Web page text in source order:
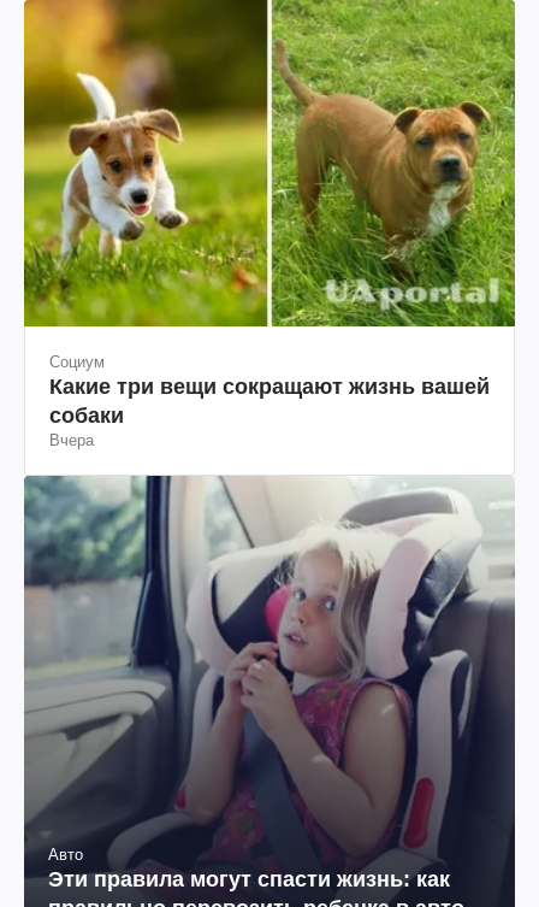
Социум
Какие три вещи сокращают жизнь вашей
собаки
Вчера
Авто
Эти правила могут спасти жизнь: как